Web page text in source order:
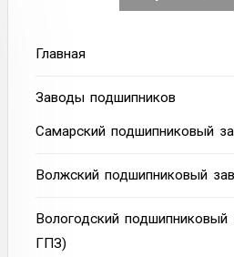
Главная
Заводы подшипников
Cамарский подшипниковый
Волжский подшипниковый
Вологодский подшипниковый
ГПЗ)